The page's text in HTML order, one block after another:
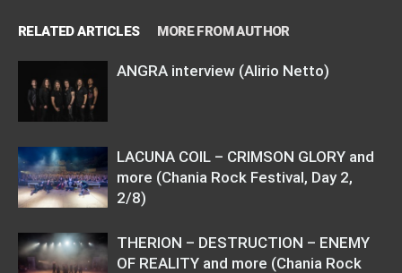
RELATED ARTICLES MORE FROM AUTHOR
ANGRA interview (Alirio Netto)
LACUNA COIL – CRIMSON GLORY and
more (Chania Rock Festival, Day 2,
2/8)
THERION – DESTRUCTION – ENEMY
OF REALITY and more (Chania Rock